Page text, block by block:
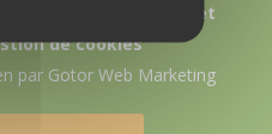
de confidentailté et
de cookies
par Gotor Web Marketing